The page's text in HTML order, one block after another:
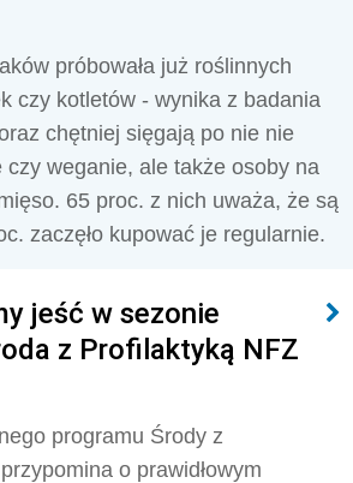
próbowała już roślinnych
czy kotletów - wynika z badania
chętniej sięgają po nie nie
czy weganie, ale także osoby na
65 proc. z nich uważa, że są
zaczęło kupować je regularnie.
jeść w sezonie
z Profilaktyką NFZ
programu Środy z
o prawidłowym